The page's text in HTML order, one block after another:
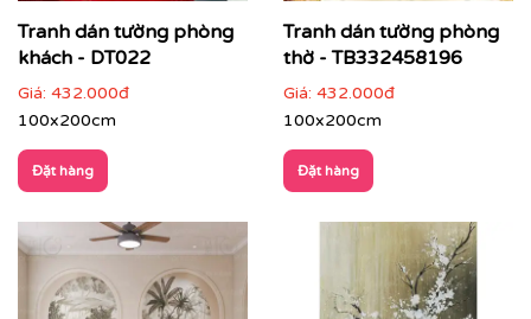
Tranh dán tường phòng
khách - DT022
Giá: 432.000đ
100x200cm
Đặt hàng
Tranh dán tường phòng
thờ - TB332458196
Giá: 432.000đ
100x200cm
Đặt hàng